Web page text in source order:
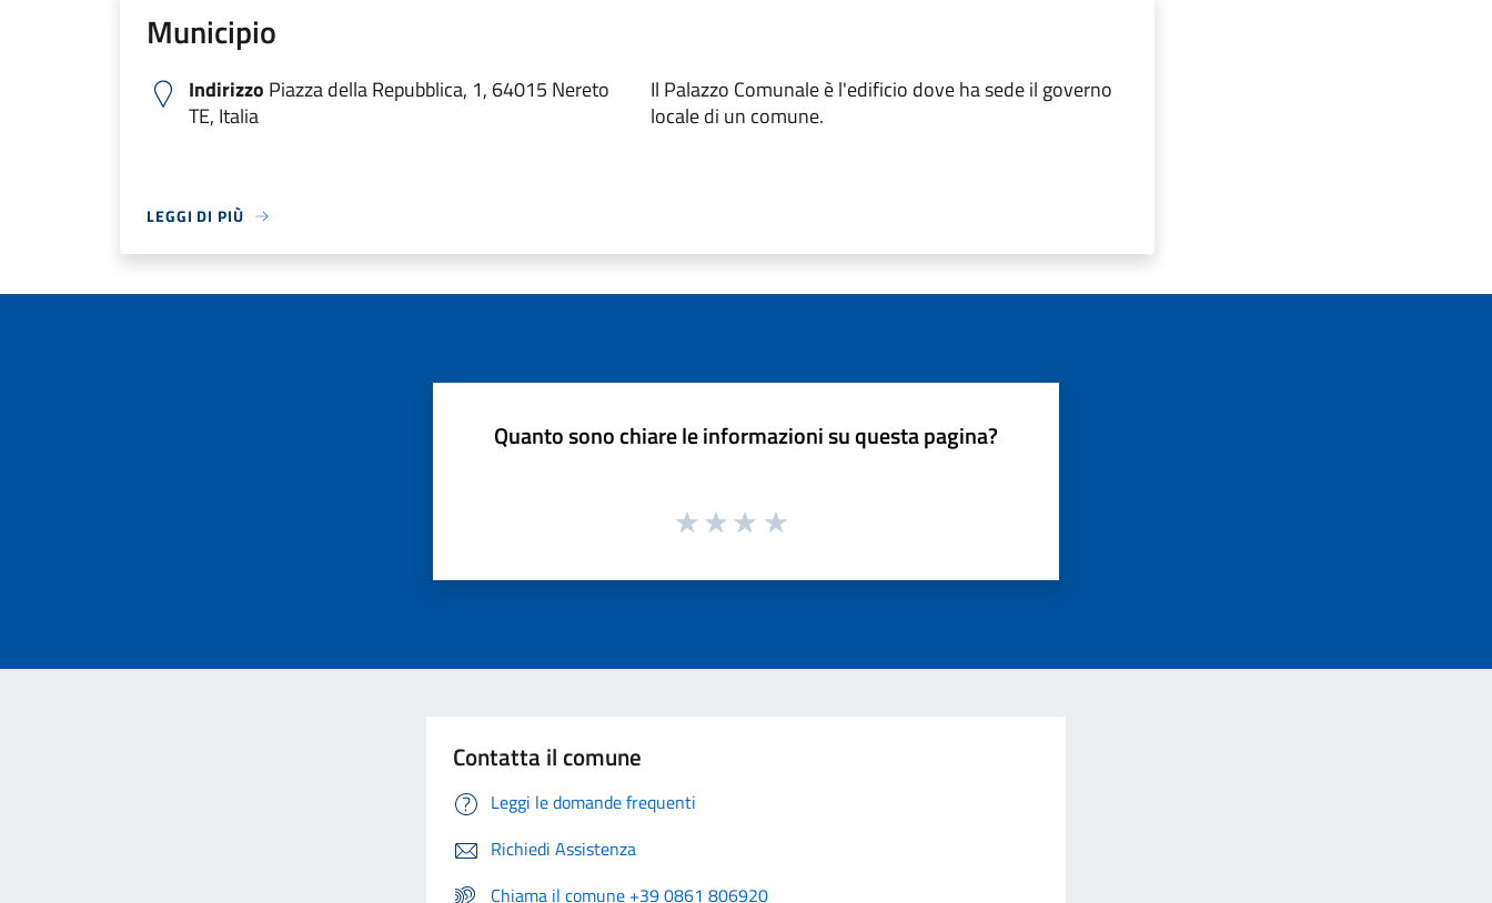
Municipio
Indirizzo Piazza della Repubblica, 1, 64015 Nereto
TE, Italia
Il Palazzo Comunale è l'edificio dove ha sede il governo
locale di un comune.
LEGGI DI PIÙ
Quanto sono chiare le informazioni su questa pagina?
Contatta il comune
Leggi le domande frequenti
Richiedi Assistenza
Chiama il comune +39 0861 806920